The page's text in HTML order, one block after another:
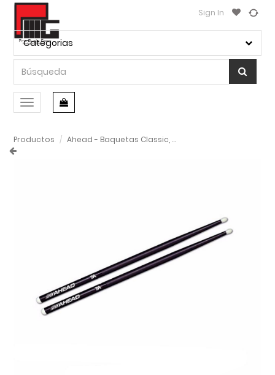
Sign In
Categorias
Conmutar
navegación
Productos Ahead - Baquetas Classic, 7A Mod.7A